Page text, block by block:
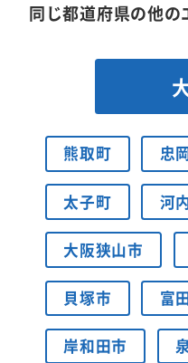
同じ都道府県の他の
熊取町 忠
太子町 河
大阪狭山市
貝塚市 富
岸和田市